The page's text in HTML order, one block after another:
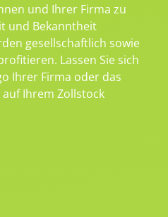
und Ihrer Firma zu
und Bekanntheit
gesellschaftlich sowie
Lassen Sie sich
Ihrer Firma oder das
Ihrem Zollstock